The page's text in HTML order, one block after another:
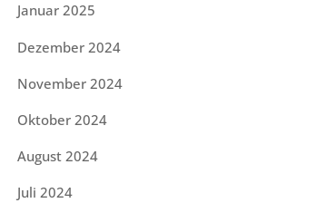
Januar 2025
Dezember 2024
November 2024
Oktober 2024
August 2024
Juli 2024